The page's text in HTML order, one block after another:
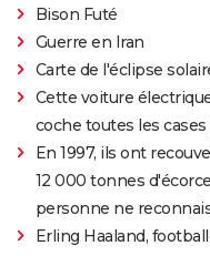
Bison Futé
Guerre en Iran
Carte de l'éclipse
Cette voiture
coche toutes les
En 1997, ils ont
12 000 tonnes
personne ne
Erling Haaland,